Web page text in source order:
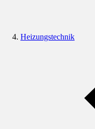
Heizungstechnik